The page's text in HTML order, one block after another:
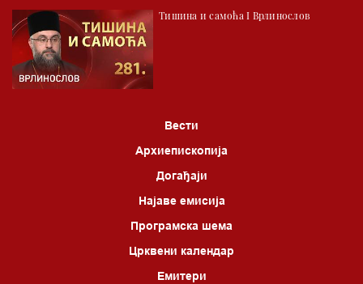
Тишина и самоћа I Врлинослов
Вести
Архиепископија
Догађаји
Најаве емисија
Програмска шема
Црквени календар
Емитери